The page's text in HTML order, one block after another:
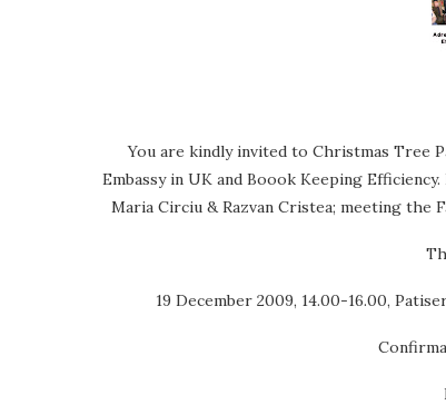
You are kindly invited to Christmas Tree
Embassy in UK and Boook Keeping
Maria Circiu & Razvan Cristea; meeting the
19 December 2009, 14.00-16.00,